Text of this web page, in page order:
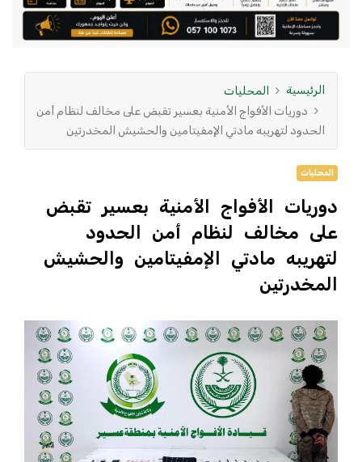
الرئيسية
المحليات
دوريات الأفواج الأمنية بعسير تقبض على مخالف لنظام أمن
الحدود لتهريبه مادتي الإمفيتامين والحشيش المخدرتين
المحليات
دوريات الأفواج الأمنية بعسير تقبض
على مخالف لنظام أمن الحدود
لتهريبه مادتي الإمفيتامين والحشيش
المخدرتين